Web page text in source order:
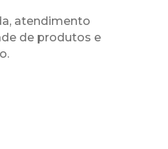
atendimento
de produtos e